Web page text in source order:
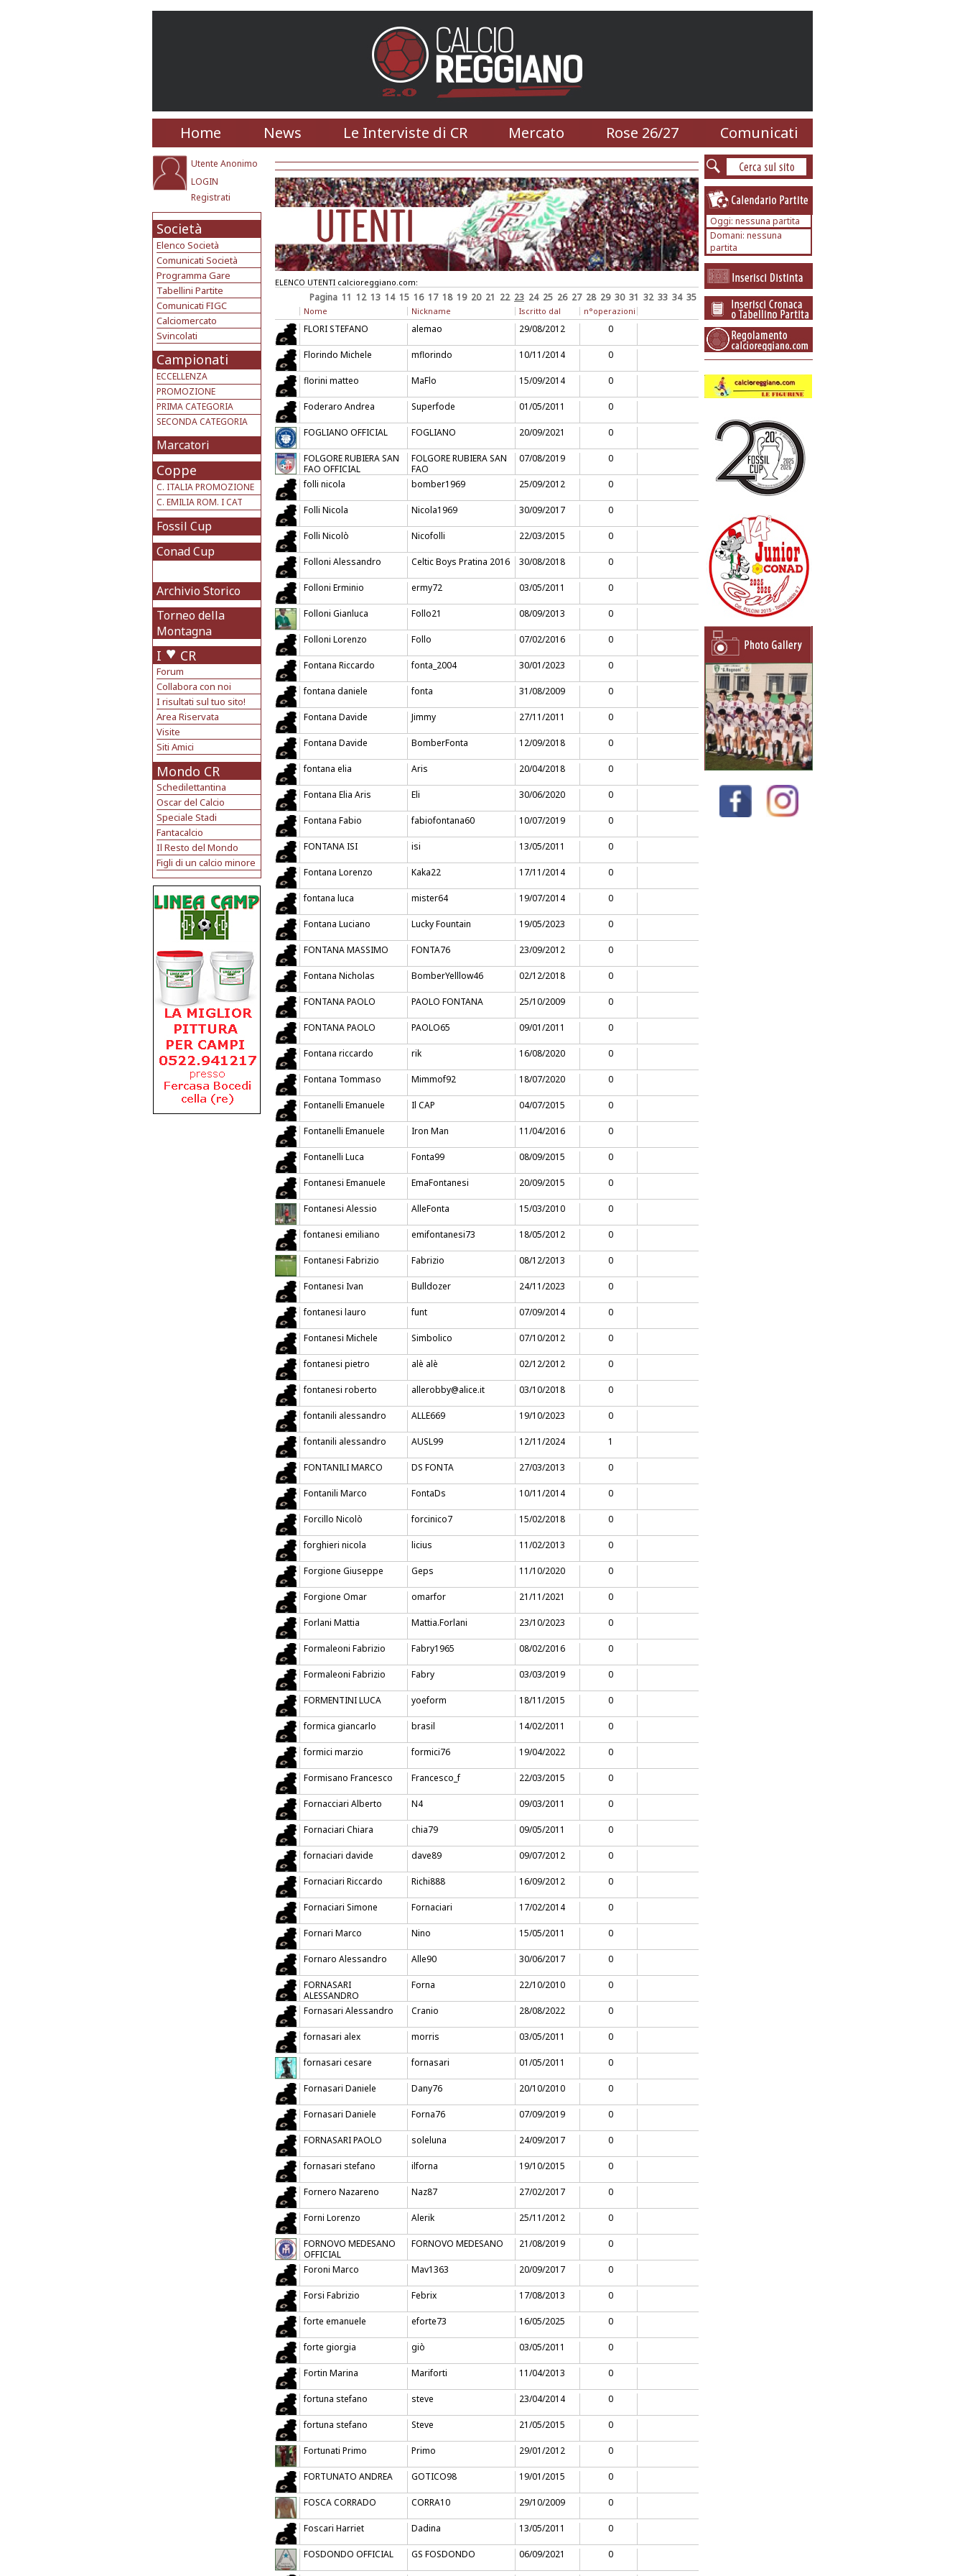
Home News Le Interviste di CR Mercato Rose 26/27 Comunicati
Utente Anonimo
LOGIN
Registrati
Società
Elenco Società
Comunicati Società
Programma Gare
Tabellini Partite
Comunicati FIGC
Calciomercato
Svincolati
Campionati
ECCELLENZA
PROMOZIONE
PRIMA CATEGORIA
SECONDA CATEGORIA
Marcatori
Coppe
C. ITALIA PROMOZIONE
C. EMILIA ROM. I CAT
Fossil Cup
Conad Cup
Archivio Storico
Torneo della
Montagna
I CR
Forum
Collabora con noi
I risultati sul tuo sito!
Area Riservata
Visite
Siti Amici
Mondo CR
Schedilettantina
Oscar del Calcio
Speciale Stadi
Fantacalcio
Il Resto del Mondo
Figli di un calcio minore
ELENCO UTENTI calcioreggiano.com:
Pagina 11 12 13 14 15 16 17 18 19 20 21 22 23 24 25 26 27 28 29 30 31 32 33 34 35
Nome Nickname Iscritto dal n°operazioni
FLORI STEFANO alemao 29/08/2012 0
Florindo Michele mflorindo 10/11/2014 0
florini matteo MaFlo 15/09/2014 0
Foderaro Andrea Superfode 01/05/2011 0
FOGLIANO OFFICIAL FOGLIANO 20/09/2021 0
FOLGORE RUBIERA SAN
FAO OFFICIAL
FOLGORE RUBIERA SAN
FAO
07/08/2019 0
folli nicola bomber1969 25/09/2012 0
Folli Nicola Nicola1969 30/09/2017 0
Folli Nicolò Nicofolli 22/03/2015 0
Folloni Alessandro Celtic Boys Pratina 2016 30/08/2018 0
Folloni Erminio ermy72 03/05/2011 0
Folloni Gianluca Follo21 08/09/2013 0
Folloni Lorenzo Follo 07/02/2016 0
Fontana Riccardo fonta_2004 30/01/2023 0
fontana daniele fonta 31/08/2009 0
Fontana Davide Jimmy 27/11/2011 0
Fontana Davide BomberFonta 12/09/2018 0
fontana elia Aris 20/04/2018 0
Fontana Elia Aris Eli 30/06/2020 0
Fontana Fabio fabiofontana60 10/07/2019 0
FONTANA ISI isi 13/05/2011 0
Fontana Lorenzo Kaka22 17/11/2014 0
fontana luca mister64 19/07/2014 0
Fontana Luciano Lucky Fountain 19/05/2023 0
FONTANA MASSIMO FONTA76 23/09/2012 0
Fontana Nicholas BomberYelllow46 02/12/2018 0
FONTANA PAOLO PAOLO FONTANA 25/10/2009 0
FONTANA PAOLO PAOLO65 09/01/2011 0
Fontana riccardo rik 16/08/2020 0
Fontana Tommaso Mimmof92 18/07/2020 0
Fontanelli Emanuele Il CAP 04/07/2015 0
Fontanelli Emanuele Iron Man 11/04/2016 0
Fontanelli Luca Fonta99 08/09/2015 0
Fontanesi Emanuele EmaFontanesi 20/09/2015 0
Fontanesi Alessio AlleFonta 15/03/2010 0
fontanesi emiliano emifontanesi73 18/05/2012 0
Fontanesi Fabrizio Fabrizio 08/12/2013 0
Fontanesi Ivan Bulldozer 24/11/2023 0
fontanesi lauro funt 07/09/2014 0
Fontanesi Michele Simbolico 07/10/2012 0
fontanesi pietro alè alè 02/12/2012 0
fontanesi roberto allerobby@alice.it 03/10/2018 0
fontanili alessandro ALLE669 19/10/2023 0
fontanili alessandro AUSL99 12/11/2024 1
FONTANILI MARCO DS FONTA 27/03/2013 0
Fontanili Marco FontaDs 10/11/2014 0
Forcillo Nicolò forcinico7 15/02/2018 0
forghieri nicola licius 11/02/2013 0
Forgione Giuseppe Geps 11/10/2020 0
Forgione Omar omarfor 21/11/2021 0
Forlani Mattia Mattia.Forlani 23/10/2023 0
Formaleoni Fabrizio Fabry1965 08/02/2016 0
Formaleoni Fabrizio Fabry 03/03/2019 0
FORMENTINI LUCA yoeform 18/11/2015 0
formica giancarlo brasil 14/02/2011 0
formici marzio formici76 19/04/2022 0
Formisano Francesco Francesco_f 22/03/2015 0
Fornacciari Alberto N4 09/03/2011 0
Fornaciari Chiara chia79 09/05/2011 0
fornaciari davide dave89 09/07/2012 0
Fornaciari Riccardo Richi888 16/09/2012 0
Fornaciari Simone Fornaciari 17/02/2014 0
Fornari Marco Nino 15/05/2011 0
Fornaro Alessandro Alle90 30/06/2017 0
FORNASARI
ALESSANDRO
Forna 22/10/2010 0
Fornasari Alessandro Cranio 28/08/2022 0
fornasari alex morris 03/05/2011 0
fornasari cesare fornasari 01/05/2011 0
Fornasari Daniele Dany76 20/10/2010 0
Fornasari Daniele Forna76 07/09/2019 0
FORNASARI PAOLO soleluna 24/09/2017 0
fornasari stefano ilforna 19/10/2015 0
Fornero Nazareno Naz87 27/02/2017 0
Forni Lorenzo Alerik 25/11/2012 0
FORNOVO MEDESANO
OFFICIAL
FORNOVO MEDESANO 21/08/2019 0
Foroni Marco Mav1363 20/09/2017 0
Forsi Fabrizio Febrix 17/08/2013 0
forte emanuele eforte73 16/05/2025 0
forte giorgia giò 03/05/2011 0
Fortin Marina Mariforti 11/04/2013 0
fortuna stefano steve 23/04/2014 0
fortuna stefano Steve 21/05/2015 0
Fortunati Primo Primo 29/01/2012 0
FORTUNATO ANDREA GOTICO98 19/01/2015 0
FOSCA CORRADO CORRA10 29/10/2009 0
Foscari Harriet Dadina 13/05/2011 0
FOSDONDO OFFICIAL GS FOSDONDO 06/09/2021 0
Oggi: nessuna partita
Domani: nessuna
partita